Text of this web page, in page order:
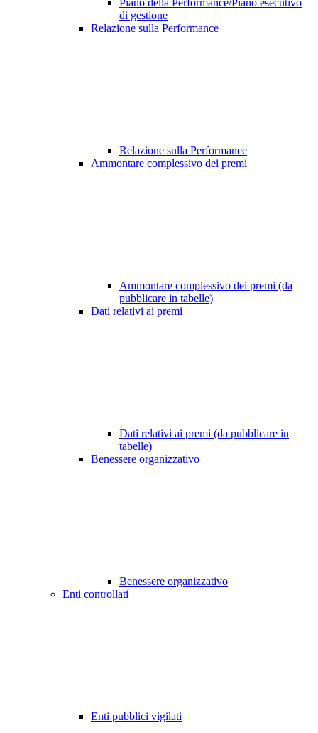
Piano della Performance/Piano esecutivo
di gestione
Relazione sulla Performance
Relazione sulla Performance
Ammontare complessivo dei premi
Ammontare complessivo dei premi (da
pubblicare in tabelle)
Dati relativi ai premi
Dati relativi ai premi (da pubblicare in
tabelle)
Benessere organizzativo
Benessere organizzativo
Enti controllati
Enti pubblici vigilati